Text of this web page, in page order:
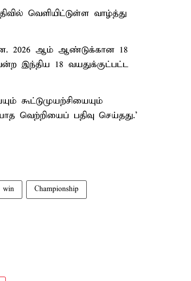
வெளியிட்டுள்ள வாழ்த்து
2026 ஆம் ஆண்டுக்கான 18
இந்திய 18 வயதுக்குட்பட்ட
கூட்டுமுயற்சியையும்
வெற்றியைப் பதிவு செய்தது.’
win Championship